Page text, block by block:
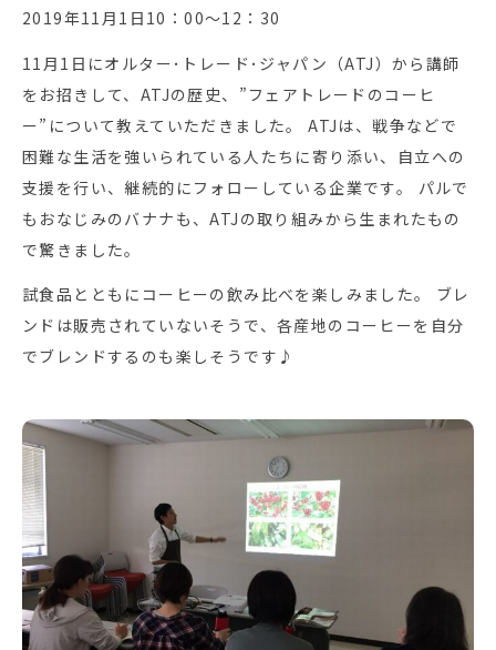
2019年11月1日10：00～12：30
11月1日にオルター･トレード･ジャパン（ATJ）から講師
をお招きして、ATJの歴史、”フェアトレードのコーヒ
ー”について教えていただきました。 ATJは、戦争などで
困難な生活を強いられている人たちに寄り添い、自立への
支援を行い、継続的にフォローしている企業です。 パルで
もおなじみのバナナも、ATJの取り組みから生まれたもの
で驚きました。
試食品とともにコーヒーの飲み比べを楽しみました。 ブレ
ンドは販売されていないそうで、各産地のコーヒーを自分
でブレンドするのも楽しそうです♪